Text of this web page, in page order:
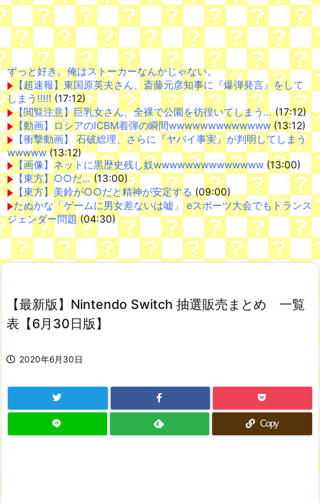
ずっと好き。俺はストーカーなんかじゃない。
【超速報】東国原英夫さん、斎藤元彦知事に『爆弾発言』をして
しまう!!!!! (17:12)
【閲覧注意】巨乳女さん、全裸で公園を彷徨いてしまう…(17:12)
【動画】ロシアのICBM着弾の瞬間wwwwwwwwwwwww (13:12)
【衝撃動画】 石破総理、さらに『ヤバイ事実』が判明してしまう
wwwww(13:12)
【画像】ネットに黒歴史残し奴wwwwwwwwwwwwww (13:00)
【東方】○○だ…(13:00)
【東方】美鈴が○○だと精神が安定する(09:00)
たぬかな「ゲームに男女差ないは嘘」 eスポーツ大会でもトランス
ジェンダー問題(04:30)
Powered by livedoor 相互RSS
【悲報】ピカチュウが大量に半額NEW!
舌を絡ませて、唾液交換して── ちゅっちゅしながらの濃厚エッ
画像♪
韓国人「現在、日本人が苦々しい気持ちで韓国を見ている理由が
応
七ツ森りり ご令嬢と召使いの禁断の恋…1日だけ許された夫婦と
しての時間をひたすら愛し合う。
【最新版】Nintendo Switch 抽選販売まとめ 一覧
表【6月30日版】
2020年6月30日
Copy